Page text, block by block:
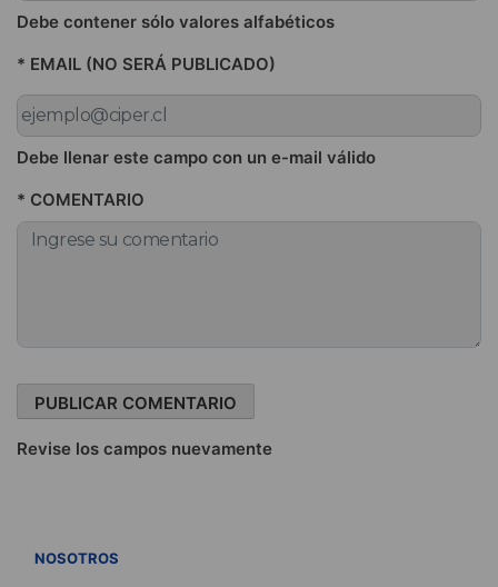
Debe contener sólo valores alfabéticos
* EMAIL (NO SERÁ PUBLICADO)
Debe llenar este campo con un e-mail válido
* COMENTARIO
Revise los campos nuevamente
NOSOTROS